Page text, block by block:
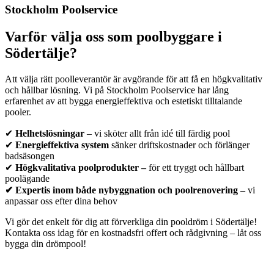
Stockholm Poolservice
Varför välja oss som poolbyggare i
Södertälje?
Att välja rätt poolleverantör är avgörande för att få en högkvalitativ
och hållbar lösning. Vi på Stockholm Poolservice har lång
erfarenhet av att bygga energieffektiva och estetiskt tilltalande
pooler.
✔ Helhetslösningar – vi sköter allt från idé till färdig pool
✔ Energieffektiva system sänker driftskostnader och förlänger
badsäsongen
✔ Högkvalitativa poolprodukter –för ett tryggt och hållbart
poolägande
✔ Expertis inom både nybyggnation och poolrenovering –vi
anpassar oss efter dina behov
Vi gör det enkelt för dig att förverkliga din pooldröm i Södertälje!
Kontakta oss idag för en kostnadsfri offert och rådgivning – låt oss
bygga din drömpool!